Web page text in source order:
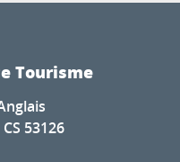
Tourisme
53126